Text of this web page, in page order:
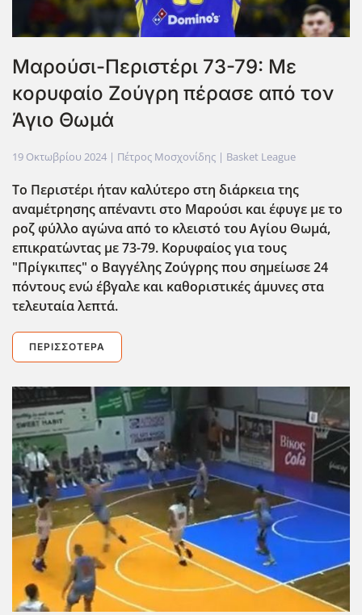
Μαρούσι-Περιστέρι 73-79: Με
κορυφαίο Ζούγρη πέρασε από τον
Άγιο Θωμά
19 Οκτωβρίου 2024 | Πέτρος Μοσχονίδης | Basket League
Το Περιστέρι ήταν καλύτερο στη διάρκεια της
αναμέτρησης απέναντι στο Μαρούσι και έφυγε με το
ροζ φύλλο αγώνα από το κλειστό του Αγίου Θωμά,
επικρατ΄ωντας με 73-79. Κορυφαίος για τους
"Πρίγκιπες" ο Βαγγέλης Ζούγρης που σημείωσε 24
πόντους ενώ έβγαλε και καθοριστικές άμυνες στα
τελευταία λεπτά.
ΠΕΡΙΣΣΌΤΕΡΑ